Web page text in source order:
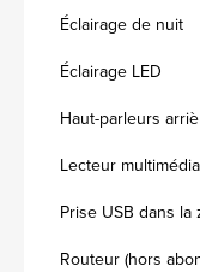
Éclairage de nuit
Éclairage LED
Haut-parleurs
Lecteur
Prise USB dans
Routeur (hors